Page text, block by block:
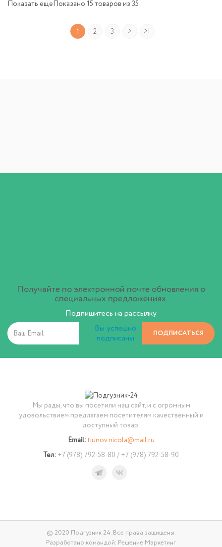
Показать еще Показано 15 товаров из 35
1 2 3 > >|
Получайте по электронной почте обновления о
специальных предложениях.
Подпишитесь на рассылку
Вы успешно
подписаны
ПОДПИСАТЬСЯ
Мы рады, что вы посетили наш сайт, и с огромным
удовольствием предлагаем посетителям качественный и
доступный товар.
Email: tiunov.nicola@mail.ru
Тел: +7 (978) 792-58-80 / +7 (978) 792-58-90
© 2020 Подгузник 24. Все права защищены.
Разработано командой: Решение Маркетинг